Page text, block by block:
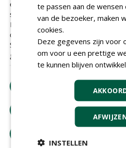
een jaar nogsteeds een
sedum.
Ik kan wel een zakje nieuw zaad
doet Stadshovenier niet : te weinig
Schandalige afwikkeling, heel veel
groendak !
download artikel
bestel tijdschrift
te passen aan de
van de bezoeker, maken
cookies.
Deze gegevens zijn voor
om voor u een prettige
te kunnen blijven
INSTELLEN